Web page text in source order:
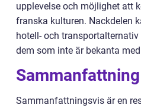
upplevelse och möjlighet att
franska kulturen. Nackdelen
hotell- och
dem som inte är bekanta
Sammanfattning
Sammanfattningsvis är en